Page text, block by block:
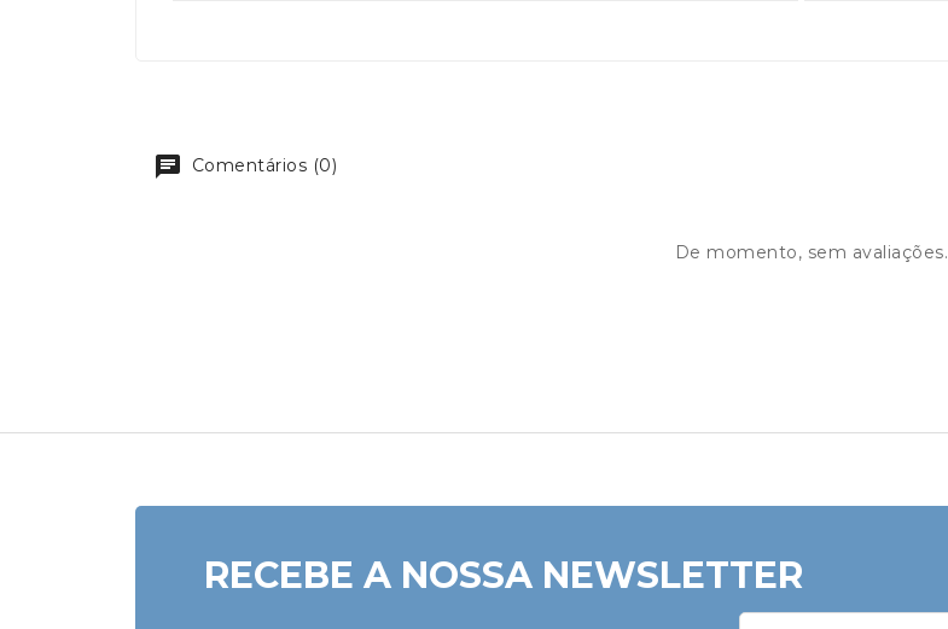
Comentários (0)
De momento, sem avaliações.
RECEBE A NOSSA NEWSLETTER